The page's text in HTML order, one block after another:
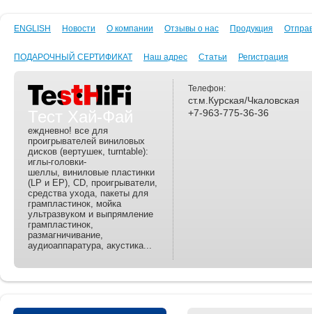
ENGLISH Новости О компании Отзывы о нас Продукция
ПОДАРОЧНЫЙ СЕРТИФИКАТ Наш адрес Статьи Регистрация
Тест Хай-Фай
еждневно! все для
проигрывателей виниловых
дисков (вертушек, turntable):
иглы-головки-
шеллы, виниловые пластинки
(LP и EP), CD, проигрыватели,
средства ухода, пакеты для
грампластинок, мойка
ультразвуком и выпрямление
грампластинок,
размагничивание,
аудиоаппаратура, акустика...
Телефон:
ст.м.Курская/Чкаловская
+7-963-775-36-36